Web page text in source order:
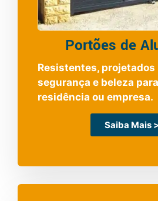
Portões de
Resistentes, projetados
segurança e beleza
residência ou empresa.
Saiba Mais >